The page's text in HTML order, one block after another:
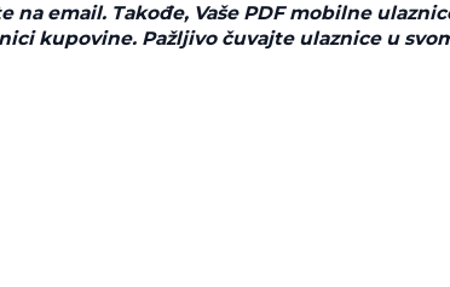
email. Takođe, Vaše PDF mobilne
kupovine. Pažljivo čuvajte ulaznice u